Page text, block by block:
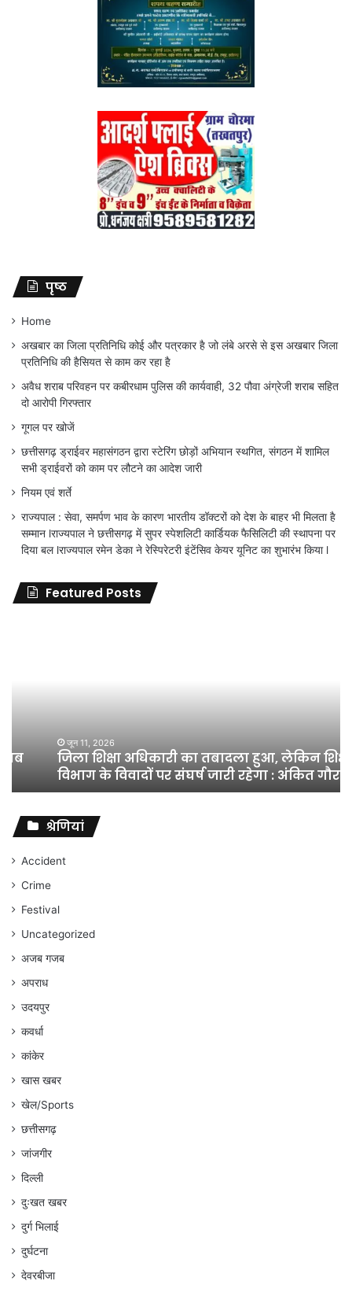
पृष्ठ
Home
अखबार का जिला प्रतिनिधि कोई और पत्रकार है जो लंबे अरसे से इस अखबार जिला
प्रतिनिधि की हैसियत से काम कर रहा है
अवैध शराब परिवहन पर कबीरधाम पुलिस की कार्यवाही, 32 पौवा अंग्रेजी शराब सहित
दो आरोपी गिरफ्तार
गूगल पर खोजें
छत्तीसगढ़ ड्राईवर महासंगठन द्वारा स्टेरिंग छोड़ों अभियान स्थगित, संगठन में शामिल
सभी ड्राईवरों को काम पर लौटने का आदेश जारी
नियम एवं शर्ते
राज्यपाल : सेवा, समर्पण भाव के कारण भारतीय डॉक्टरों को देश के बाहर भी मिलता है
सम्मान lराज्यपाल ने छत्तीसगढ़ में सुपर स्पेशलिटी कार्डियक फैसिलिटी की स्थापना पर
दिया बल lराज्यपाल रमेन डेका ने रेस्पिरेटरी इंटेंसिव केयर यूनिट का शुभारंभ किया l
Featured Posts
विभाग
विवादों
संघर्ष
जारी
रहेगा
अंकित
गौरहा
जून 11, 2026
जिला शिक्षा अधिकारी का तबादला हुआ, लेकिन शिक्षा
विभाग के विवादों पर संघर्ष जारी रहेगा : अंकित गौरहा
श्रेणियां
Accident
Crime
Festival
Uncategorized
अजब गजब
अपराध
उदयपुर
कवर्धा
कांकेर
खास खबर
खेल/Sports
छत्तीसगढ़
जांजगीर
दिल्ली
दुःखत खबर
दुर्ग भिलाई
दुर्घटना
देवरबीजा